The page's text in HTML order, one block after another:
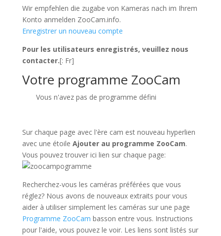
Wir empfehlen die zugabe von Kameras nach im Ihrem
Konto anmelden ZooCam.info.
Enregistrer un nouveau compte
Pour les utilisateurs enregistrés, veuillez nous
contacter.[: Fr]
Votre programme ZooCam
Vous n'avez pas de programme défini
Sur chaque page avec l'ère cam est nouveau hyperlien
avec une étoile Ajouter au programme ZooCam.
Vous pouvez trouver ici lien sur chaque page:
Recherchez-vous les caméras préférées que vous
réglez? Nous avons de nouveaux extraits pour vous
aider à utiliser simplement les caméras sur une page
Programme ZooCam basson entre vous. Instructions
pour l'aide, vous pouvez le voir. Les liens sont listés sur